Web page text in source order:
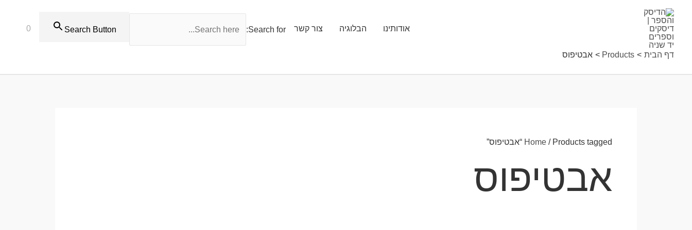
אודותינו הבלוגיה צור קשר Search for:
Search Button
0
דף הבית Products אבטיפוס
Home / Products tagged “אבטיפוס”
אבטיפוס